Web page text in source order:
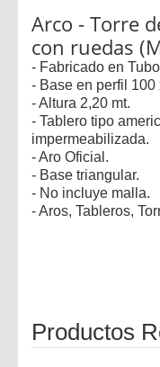
Arco - Torre
con ruedas
- Fabricado en
- Base en perfil 100
- Altura 2,20 mt.
- Tablero tipo
impermeabilizada.
- Aro Oficial.
- Base triangular.
- No incluye malla.
- Aros, Tableros,
Productos